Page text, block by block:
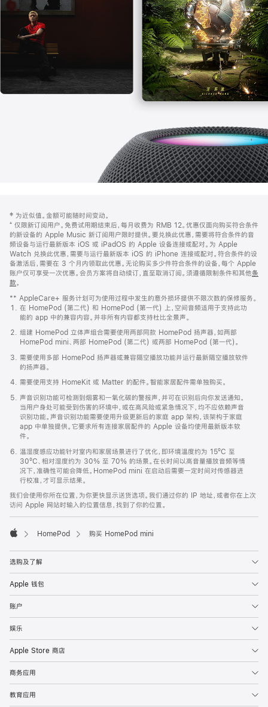
开)
页
页
脚
注
‡ 为近似值。金额可能随时间变动。
⁺ 仅限新订阅用户。免费试用期结束后，每月收费为 RMB 12。优惠仅面向购买符合条件
的新设备的 Apple Music 新订阅用户限时提供。要兑换此优惠，需要将符合条件的音
频设备与运行最新版本 iOS 或 iPadOS 的 Apple 设备连接或配对。为 Apple
Watch 兑换此优惠，需要与运行最新版本 iOS 的 iPhone 连接或配对。符合条件的设
备激活后，需要在 3 个月内领取此优惠。无论购买多少件符合条件的设备，每个 Apple
账户仅可享受一次优惠。会员方案将自动续订，直至取消订阅。须遵循限制条件和其他条
款。
窗
口
中
打
开)
** AppleCare+ 服务计划可为使用过程中发生的意外损坏提供不限次数的保修服务。
在 HomePod (第二代) 和 HomePod (第一代) 上，空间音频适用于支持此功
能的 app 中的兼容内容。并非所有内容都支持杜比全景声。
组建 HomePod 立体声组合需要使用两部同款 HomePod 扬声器，如两部
HomePod mini、两部 HomePod (第二代) 或两部 HomePod (第一代)。
需要使用多部 HomePod 扬声器或兼容隔空播放功能并运行最新隔空播放软件
的扬声器。
需要使用支持 HomeKit 或 Matter 的配件。智能家居配件需单独购买。
声音识别功能可检测到烟雾和一氧化碳的警报声，并可在识别后向你发送通知。
当用户身处可能受到伤害的环境中，或在高风险或紧急情况下，均不应依赖声音
识别功能。声音识别功能需要使用升级更新后的家庭 app 架构，该架构于家庭
app 中单独提供。它要求所有连接家居配件的 Apple 设备均使用最新版本软
件。
温湿度感应功能针对室内和家居场景进行了优化，即环境温度约为 15ºC 至
30ºC、相对湿度约为 30% 至 70% 的场景。在长时间以高音量播放音频等情
况下，准确性可能会降低。HomePod mini 在启动后需要一定时间对传感器进
行校准，才可显示结果。
我们会使用你所在位置，为你更快显示送货选项。我们通过你的 IP 地址，或者你在上次
访问 Apple 网站时输入的位置信息，找到了你的位置。
HomePod 购买 HomePod mini
选购及了解
Apple 钱包
账户
娱乐
Apple Store 商店
商务应用
教育应用